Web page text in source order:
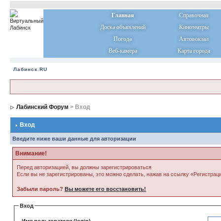
Главная Справочная
Доска объявлений
Кинотеатры
Погода
Автовокзал
Веб-камера
Карта города
Лабинск.RU
Лабинский Форум > Вход
Вход
Введите ниже ваши данные для авторизации
Внимание!
Перед авторизацией, вы должны зарегистрироваться
Если вы не зарегистрированы, это можно сделать, нажав на ссылку
Забыли пароль?Вы можете его восстановить!
Вход